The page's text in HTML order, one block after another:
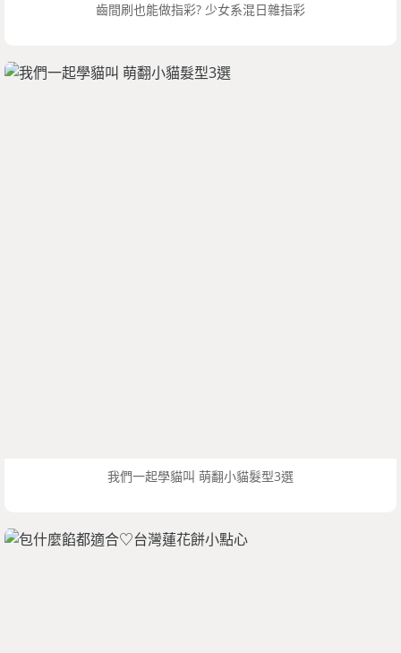
齒間刷也能做指彩? 少女系混日雜指彩
我們一起學貓叫 萌翻小貓髮型3選